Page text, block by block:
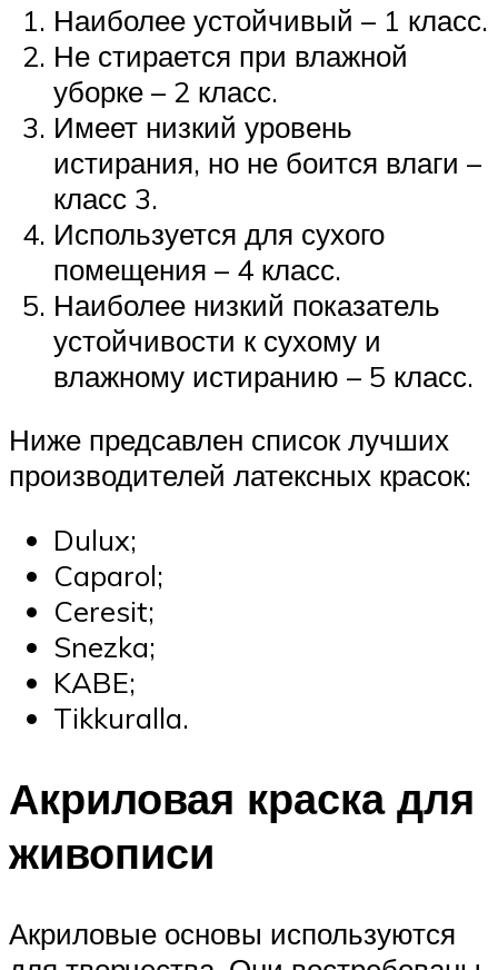
Наиболее устойчивый – 1 класс.
Не стирается при влажной
уборке – 2 класс.
Имеет низкий уровень
истирания, но не боится влаги –
класс 3.
Используется для сухого
помещения – 4 класс.
Наиболее низкий показатель
устойчивости к сухому и
влажному истиранию – 5 класс.
Ниже предсавлен список лучших
производителей латексных красок:
Dulux;
Caparol;
Ceresit;
Snezka;
KABE;
Tikkuralla.
Акриловая краска для
живописи
Акриловые основы используются